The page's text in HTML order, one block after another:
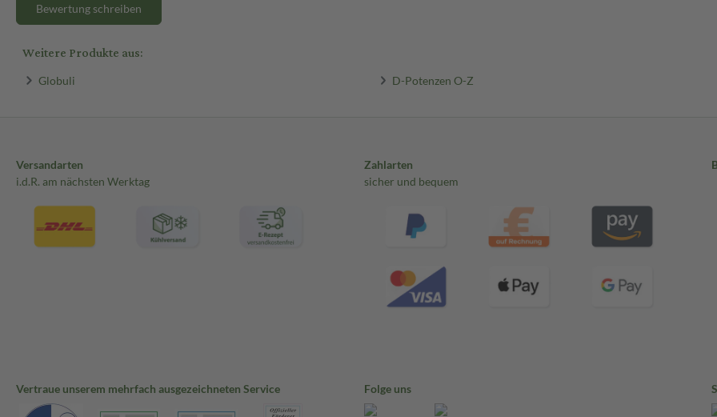
Bewertung schreiben
Weitere Produkte aus:
Globuli D-Potenzen O-Z
Versandarten
i.d.R. am nächsten Werktag
Zahlarten
sicher und bequem
Vertraue unserem mehrfach ausgezeichneten Service Folge uns